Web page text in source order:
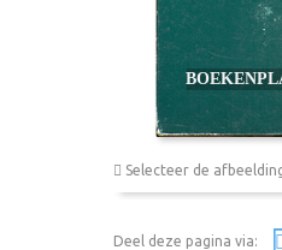
Selecteer de
Deel deze pagina via: